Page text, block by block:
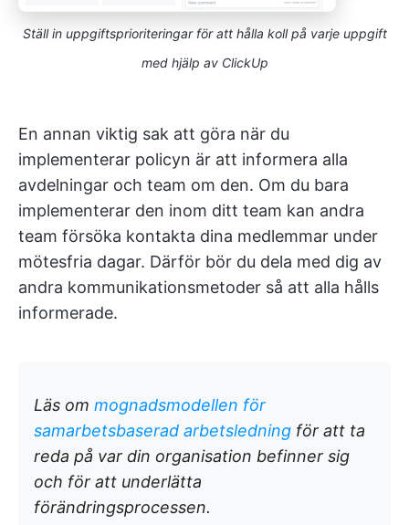
Ställ in uppgiftsprioriteringar för att hålla koll på varje uppgift
med hjälp av ClickUp
En annan viktig sak att göra när du
implementerar policyn är att informera alla
avdelningar och team om den. Om du bara
implementerar den inom ditt team kan andra
team försöka kontakta dina medlemmar under
mötesfria dagar. Därför bör du dela med dig av
andra kommunikationsmetoder så att alla hålls
informerade.
Läs om mognadsmodellen för
samarbetsbaserad arbetsledning för att ta
reda på var din organisation befinner sig
och för att underlätta
förändringsprocessen.